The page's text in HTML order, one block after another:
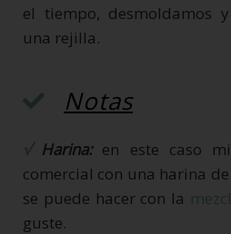
el tiempo, desmoldamos
una rejilla.
Notas
√Harina:en este caso
comercial con una harina
se puede hacer con la
guste.